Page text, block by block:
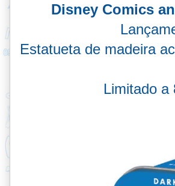
Disney Comics
Estatueta de madeira
Limitado a